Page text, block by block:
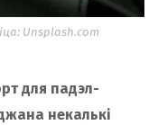
Unsplash.com
для падэл-
некалькі